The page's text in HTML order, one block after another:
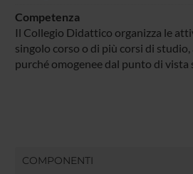
Competenza
Il Collegio Didattico organizza le
singolo corso o di più corsi di studio,
purché omogenee dal punto di
COMPONENTI